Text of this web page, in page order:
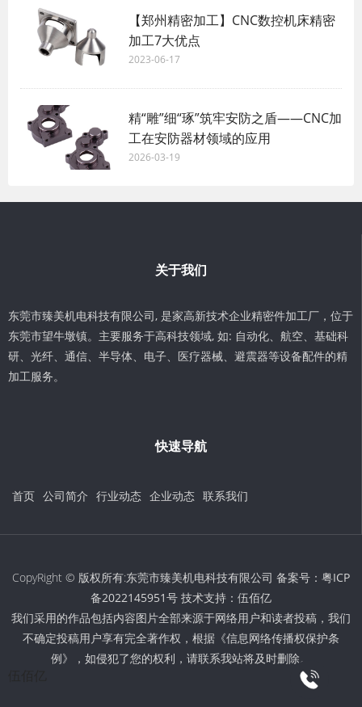
【郑州精密加工】CNC数控机床精密
加工7大优点
2023-06-17
精“雕”细“琢”筑牢安防之盾——CNC加
工在安防器材领域的应用
2026-03-19
关于我们
东莞市臻美机电科技有限公司, 是家高新技术企业精密件加工厂，位于
东莞市望牛墩镇。主要服务于高科技领域, 如: 自动化、航空、基础科
研、光纤、通信、半导体、电子、医疗器械、避震器等设备配件的精
加工服务。
快速导航
首页 公司简介 行业动态 企业动态 联系我们
CopyRight © 版权所有:东莞市臻美机电科技有限公司 备案号： 粤ICP
备2022145951号 技术支持： 伍佰亿
我们采用的作品包括内容图片全部来源于网络用户和读者投稿，我们
不确定投稿用户享有完全著作权，根据《信息网络传播权保护条
例》，如侵犯了您的权利，请联系我站将及时删除。